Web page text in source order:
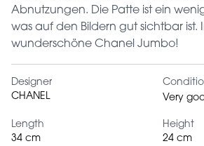
Abnutzungen. Die Patte ist ein
was auf den Bildern gut sichtbar ist.
wunderschöne Chanel Jumbo!
Designer
CHANEL
Very
Length
34 cm
Height
24 cm